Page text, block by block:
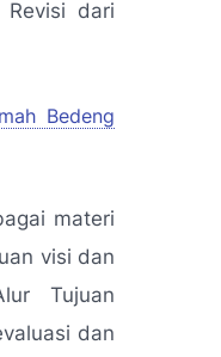
Revisi dari
Bedeng
materi
visi dan
Tujuan
dan